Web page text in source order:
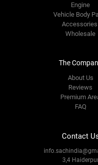
Engine
Vehicle Body
Accessories
Wholesale
The
About Us
Reviews
Premium
FAQ
Contact
3,4